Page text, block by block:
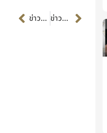
Prevข่าวก่อนหน้า ข่าวต่อไป Next